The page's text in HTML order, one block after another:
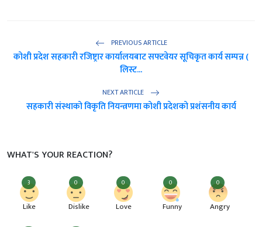
PREVIOUS ARTICLE
कोशी प्रदेश सहकारी रजिष्ट्रार कार्यालयबाट सफ्टवेयर सूचिकृत कार्य सम्पन्न (
लिस्ट...
NEXT ARTICLE
सहकारी संस्थाको विकृति नियन्त्रणमा कोशी प्रदेशको प्रशंसनीय कार्य
WHAT'S YOUR REACTION?
3
Like
0
Dislike
0
Love
0
Funny
0
Angry